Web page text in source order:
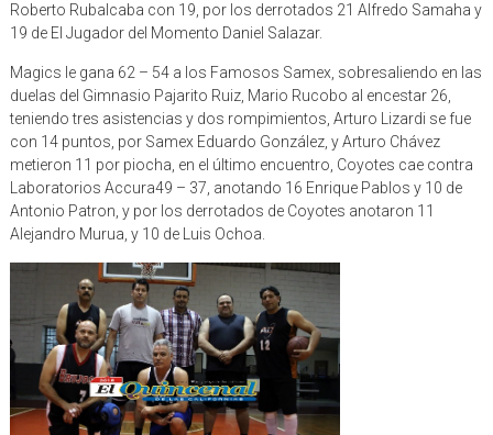
Roberto Rubalcaba con 19, por los derrotados 21 Alfredo Samaha y
19 de El Jugador del Momento Daniel Salazar.
Magics le gana 62 – 54 a los Famosos Samex, sobresaliendo en las
duelas del Gimnasio Pajarito Ruiz, Mario Rucobo al encestar 26,
teniendo tres asistencias y dos rompimientos, Arturo Lizardi se fue
con 14 puntos, por Samex Eduardo González, y Arturo Chávez
metieron 11 por piocha, en el último encuentro, Coyotes cae contra
Laboratorios Accura49 – 37, anotando 16 Enrique Pablos y 10 de
Antonio Patron, y por los derrotados de Coyotes anotaron 11
Alejandro Murua, y 10 de Luis Ochoa.